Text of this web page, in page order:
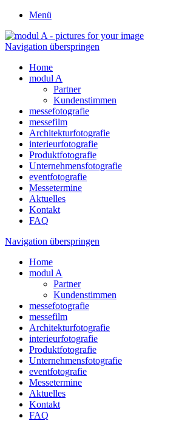
Menü
Navigation überspringen
Home
modul A
Partner
Kundenstimmen
messefotografie
messefilm
Architekturfotografie
interieurfotografie
Produktfotografie
Unternehmensfotografie
eventfotografie
Messetermine
Aktuelles
Kontakt
FAQ
Navigation überspringen
Home
modul A
Partner
Kundenstimmen
messefotografie
messefilm
Architekturfotografie
interieurfotografie
Produktfotografie
Unternehmensfotografie
eventfotografie
Messetermine
Aktuelles
Kontakt
FAQ